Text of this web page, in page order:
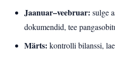
Jaanuar–veebruar: sulge
dokumendid, tee
Märts: kontrolli bilanssi,